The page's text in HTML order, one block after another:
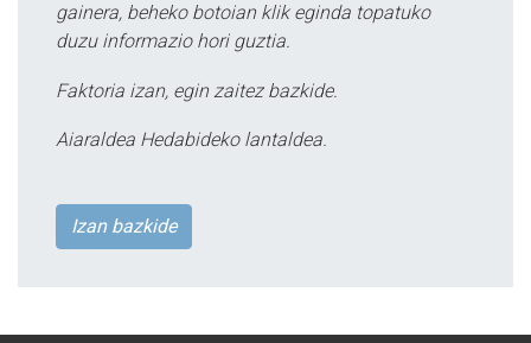
gainera, beheko botoian klik eginda topatuko
duzu informazio hori guztia.
Faktoria izan, egin zaitez bazkide.
Aiaraldea Hedabideko lantaldea.
Izan bazkide